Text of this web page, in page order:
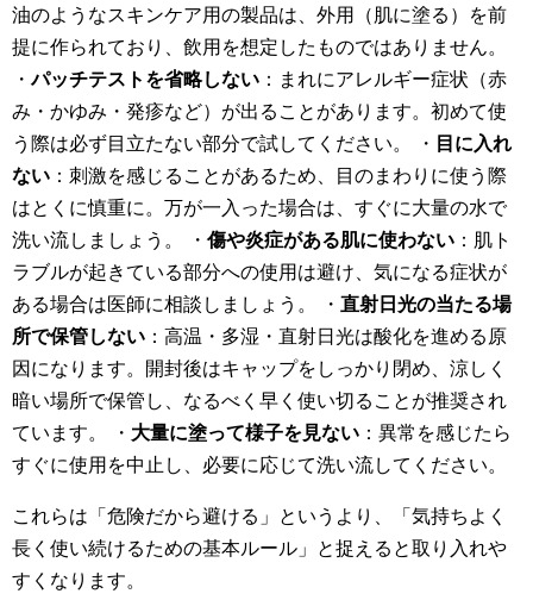
油のようなスキンケア用の製品は、外用（肌に塗る）を前
提に作られており、飲用を想定したものではありません。
・パッチテストを省略しない ：まれにアレルギー症状（赤
み・かゆみ・発疹など）が出ることがあります。初めて使
う際は必ず目立たない部分で試してください。 ・ 目に入れ
ない ：刺激を感じることがあるため、目のまわりに使う際
はとくに慎重に。万が一入った場合は、すぐに大量の水で
洗い流しましょう。 ・ 傷や炎症がある肌に使わない ：肌ト
ラブルが起きている部分への使用は避け、気になる症状が
ある場合は医師に相談しましょう。 ・ 直射日光の当たる場
所で保管しない ：高温・多湿・直射日光は酸化を進める原
因になります。開封後はキャップをしっかり閉め、涼しく
暗い場所で保管し、なるべく早く使い切ることが推奨され
ています。 ・ 大量に塗って様子を見ない ：異常を感じたら
すぐに使用を中止し、必要に応じて洗い流してください。
これらは「危険だから避ける」というより、「気持ちよく
長く使い続けるための基本ルール」と捉えると取り入れや
すくなります。